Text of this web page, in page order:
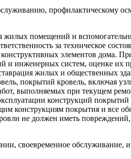
профилактическому
помещений и
за техническое
элементов
и инженерных систем, оценке их
жилых и общественных
покрытий кровель, включая
выполняемых при текущем
конструкций
конструкциям покрытия и все
не должен иметь
своевременное